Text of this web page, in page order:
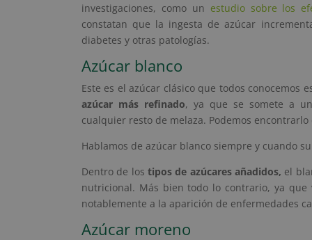
investigaciones, como un estudio sobre los
constatan que la ingesta de azúcar
diabetes y otras patologías.
Azúcar blanco
Este es el azúcar clásico que todos conocemos
azúcar más refinado, ya que se somete a
cualquier resto de melaza. Podemos
Hablamos de azúcar blanco siempre y cuando
Dentro de lostipos de azúcares añadidos, el
nutricional. Más bien todo lo contrario, ya que
notablemente a la aparición de enfermedades
Azúcar moreno